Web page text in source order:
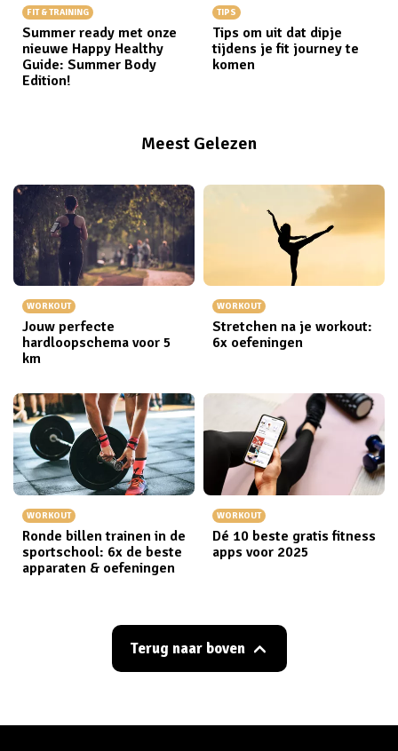
FIT & TRAINING
Summer ready met onze
nieuwe Happy Healthy
Guide: Summer Body
Edition!
TIPS
Tips om uit dat dipje
tijdens je fit journey te
komen
Meest Gelezen
WORKOUT
Jouw perfecte
hardloopschema voor 5
km
WORKOUT
Stretchen na je workout:
6x oefeningen
WORKOUT
Ronde billen trainen in de
sportschool: 6x de beste
apparaten & oefeningen
WORKOUT
Dé 10 beste gratis fitness
apps voor 2025
Terug naar boven